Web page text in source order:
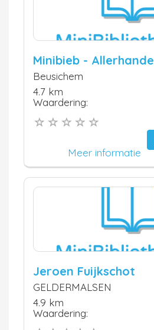
Minibieb - Allerhande
Beusichem
4.7 km
Waardering:
Meer informatie
Jeroen Fuijkschot
GELDERMALSEN
4.9 km
Waardering: